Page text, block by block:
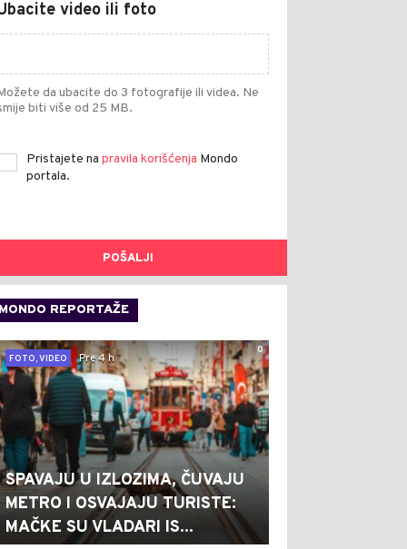
video ili foto
da ubacite do 3 fotografije ili videa. Ne
biti više od 25 MB.
Pristajete na pravila korišćenja Mondo
portala.
POŠALJI
MONDO REPORTAŽE
0
FOTO, VIDEO
Pre 4 h
SPAVAJU U IZLOZIMA, ČUVAJU
METRO I OSVAJAJU TURISTE:
MAČKE SU VLADARI IS...